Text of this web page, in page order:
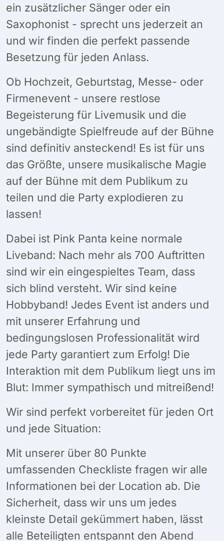
ein zusätzlicher Sänger oder ein
Saxophonist - sprecht uns jederzeit an
und wir finden die perfekt passende
Besetzung für jeden Anlass.
Ob Hochzeit, Geburtstag, Messe- oder
Firmenevent - unsere restlose
Begeisterung für Livemusik und die
ungebändigte Spielfreude auf der Bühne
sind definitiv ansteckend! Es ist für uns
das Größte, unsere musikalische Magie
auf der Bühne mit dem Publikum zu
teilen und die Party explodieren zu
lassen!
Dabei ist Pink Panta keine normale
Liveband: Nach mehr als 700 Auftritten
sind wir ein eingespieltes Team, dass
sich blind versteht. Wir sind keine
Hobbyband! Jedes Event ist anders und
mit unserer Erfahrung und
bedingungslosen Professionalität wird
jede Party garantiert zum Erfolg! Die
Interaktion mit dem Publikum liegt uns im
Blut: Immer sympathisch und mitreißend!
Wir sind perfekt vorbereitet für jeden Ort
und jede Situation:
Mit unserer über 80 Punkte
umfassenden Checkliste fragen wir alle
Informationen bei der Location ab. Die
Sicherheit, dass wir uns um jedes
kleinste Detail gekümmert haben, lässt
alle Beteiligten entspannt den Abend